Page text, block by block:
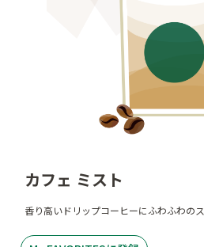
カフェ ミスト
香り高いドリップコーヒーにふわふわの